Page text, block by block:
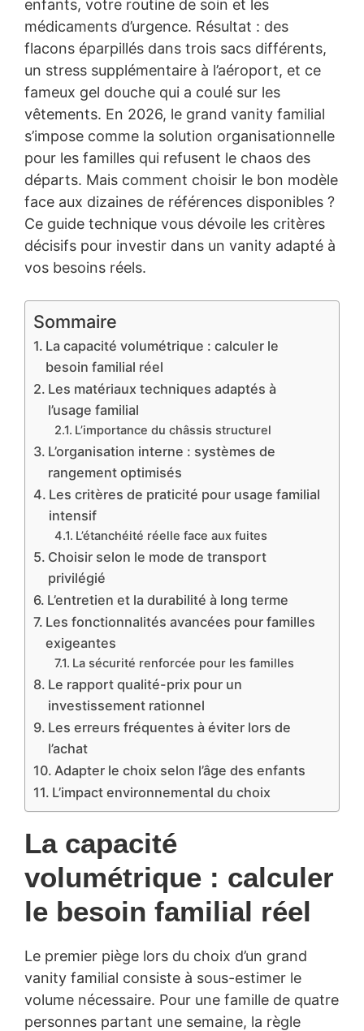
enfants, votre routine de soin et les
médicaments d’urgence. Résultat : des
flacons éparpillés dans trois sacs différents,
un stress supplémentaire à l’aéroport, et ce
fameux gel douche qui a coulé sur les
vêtements. En 2026, le grand vanity familial
s’impose comme la solution organisationnelle
pour les familles qui refusent le chaos des
départs. Mais comment choisir le bon modèle
face aux dizaines de références disponibles ?
Ce guide technique vous dévoile les critères
décisifs pour investir dans un vanity adapté à
vos besoins réels.
Sommaire
La capacité volumétrique : calculer le
besoin familial réel
Les matériaux techniques adaptés à
l’usage familial
L’importance du châssis structurel
L’organisation interne : systèmes de
rangement optimisés
Les critères de praticité pour usage familial
intensif
L’étanchéité réelle face aux fuites
Choisir selon le mode de transport
privilégié
L’entretien et la durabilité à long terme
Les fonctionnalités avancées pour familles
exigeantes
La sécurité renforcée pour les familles
Le rapport qualité-prix pour un
investissement rationnel
Les erreurs fréquentes à éviter lors de
l’achat
Adapter le choix selon l’âge des enfants
L’impact environnemental du choix
La capacité
volumétrique : calculer
le besoin familial réel
Le premier piège lors du choix d’un grand
vanity familial consiste à sous-estimer le
volume nécessaire. Pour une famille de quatre
personnes partant une semaine, la règle